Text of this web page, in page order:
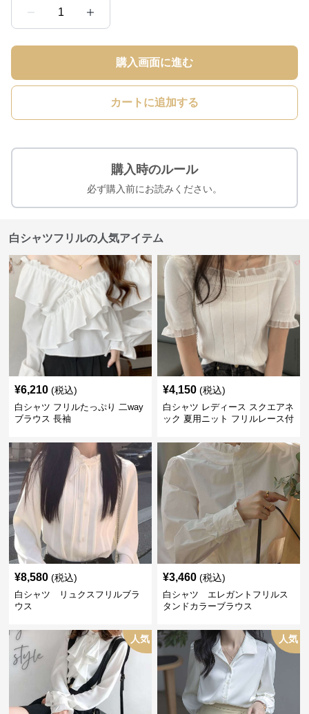
1
購入画面に進む
カートに追加する
購入時のルール
必ず購入前にお読みください。
白シャツフリルの人気アイテム
¥6,210 (税込)
白シャツ フリルたっぷり 二way
ブラウス 長袖
¥4,150 (税込)
白シャツ レディース スクエアネ
ック 夏用ニット フリルレース付
¥8,580 (税込)
白シャツ リュクスフリルブラ
ウス
¥3,460 (税込)
白シャツ エレガントフリルス
タンドカラーブラウス
人気 人気